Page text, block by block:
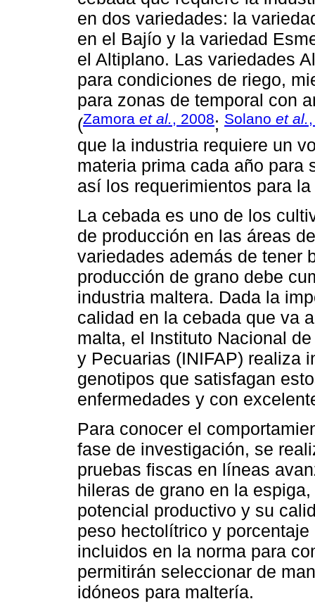
en dos variedades: la
en el Bajío y la variedad
el Altiplano. Las variedades
para condiciones de riego,
para zonas de temporal con
(Zamora et al., 2008; Solano et al.
que la industria requiere un
materia prima cada año para
así los requerimientos para
La cebada es uno de los
de producción en las áreas
variedades además de tener
producción de grano debe
industria maltera. Dada la
calidad en la cebada que va
malta, el Instituto Nacional
y Pecuarias (INIFAP) realiza
genotipos que satisfagan
enfermedades y con
Para conocer el
fase de investigación, se
pruebas fiscas en líneas
hileras de grano en la
potencial productivo y su
peso hectolítrico y
incluidos en la norma para
permitirán seleccionar de
idóneos para maltería.